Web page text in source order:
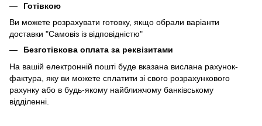
Готівкою
Ви можете розрахувати готовку, якщо обрали варіанти
доставки "Самовіз із відповідністю"
Безготівкова оплата за реквізитами
На вашій електронній пошті буде вказана вислана рахунок-
фактура, яку ви можете сплатити зі свого розрахункового
рахунку або в будь-якому найближчому банківському
відділенні.